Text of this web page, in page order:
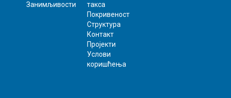
Занимљивости
такса
Покривеност
Структура
Контакт
Пројекти
Услови
коришћења